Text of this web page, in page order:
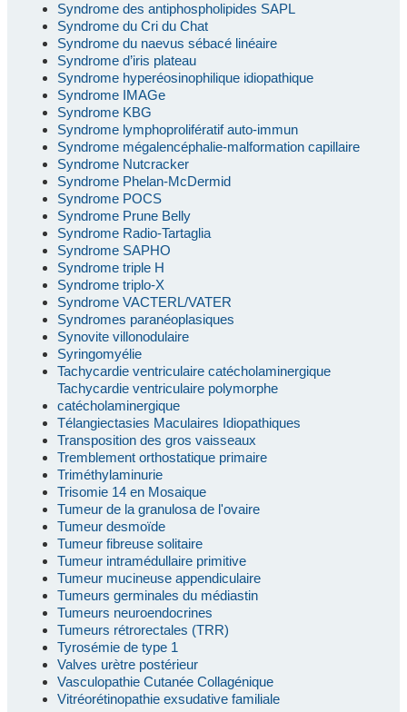
Syndrome des antiphospholipides SAPL
Syndrome du Cri du Chat
Syndrome du naevus sébacé linéaire
Syndrome d’iris plateau
Syndrome hyperéosinophilique idiopathique
Syndrome IMAGe
Syndrome KBG
Syndrome lymphoprolifératif auto-immun
Syndrome mégalencéphalie-malformation capillaire
Syndrome Nutcracker
Syndrome Phelan-McDermid
Syndrome POCS
Syndrome Prune Belly
Syndrome Radio-Tartaglia
Syndrome SAPHO
Syndrome triple H
Syndrome triplo-X
Syndrome VACTERL/VATER
Syndromes paranéoplasiques
Synovite villonodulaire
Syringomyélie
Tachycardie ventriculaire catécholaminergique
Tachycardie ventriculaire polymorphe
catécholaminergique
Télangiectasies Maculaires Idiopathiques
Transposition des gros vaisseaux
Tremblement orthostatique primaire
Triméthylaminurie
Trisomie 14 en Mosaique
Tumeur de la granulosa de l'ovaire
Tumeur desmoïde
Tumeur fibreuse solitaire
Tumeur intramédullaire primitive
Tumeur mucineuse appendiculaire
Tumeurs germinales du médiastin
Tumeurs neuroendocrines
Tumeurs rétrorectales (TRR)
Tyrosémie de type 1
Valves urètre postérieur
Vasculopathie Cutanée Collagénique
Vitréorétinopathie exsudative familiale